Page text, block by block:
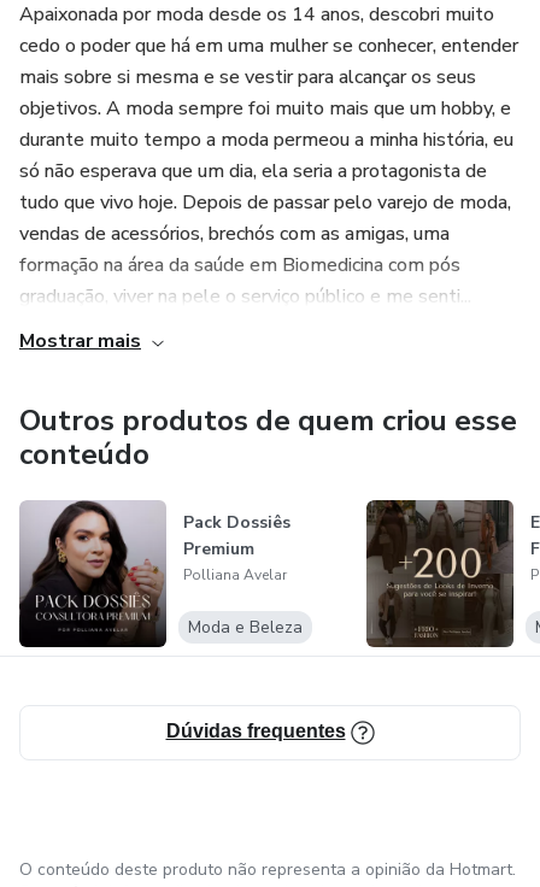
Vem comigo??
Apaixonada por moda desde os 14 anos, descobri muito
cedo o poder que há em uma mulher se conhecer, entender
mais sobre si mesma e se vestir para alcançar os seus
objetivos. A moda sempre foi muito mais que um hobby, e
durante muito tempo a moda permeou a minha história, eu
só não esperava que um dia, ela seria a protagonista de
tudo que vivo hoje. Depois de passar pelo varejo de moda,
vendas de acessórios, brechós com as amigas, uma
formação na área da saúde em Biomedicina com pós
graduação, viver na pele o serviço público e me senti...
Mostrar mais
Outros produtos de quem criou esse
conteúdo
Pack Dossiês
Premium
Polliana Avelar
Moda e Beleza
Dúvidas frequentes
O conteúdo deste produto não representa a opinião da Hotmart.